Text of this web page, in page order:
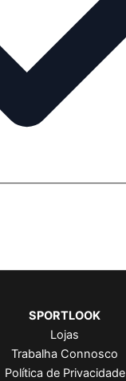
SPORTLOOK
Lojas
Trabalha Connosco
Política de Privacidade